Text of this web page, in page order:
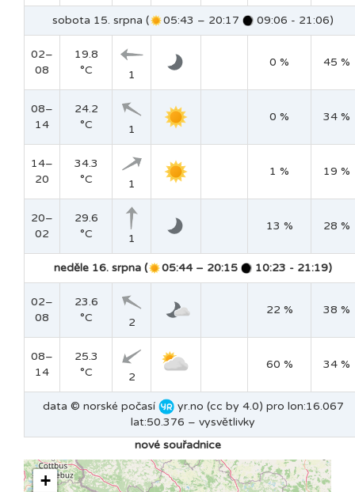
sobota 15. srpna ( 05:43 – 20:17 09:06 - 21:06)
02–
08
19.8
°C
1
0 % 45 %
08–
14
24.2
°C
1
0 % 34 %
14–
20
34.3
°C
1
1 % 19 %
20–
02
29.6
°C
1
13 % 28 %
neděle 16. srpna ( 05:44 – 20:15 10:23 - 21:19)
02–
08
23.6
°C
2
22 % 38 %
08–
14
25.3
°C
2
60 % 34 %
data © norské počasí
yr.no (cc by 4.0) pro lon:16.067
lat:50.376 – vysvětlivky
nové souřadnice
+